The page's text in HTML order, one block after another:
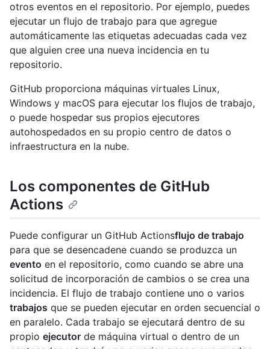
otros eventos en el repositorio. Por ejemplo, puedes
ejecutar un flujo de trabajo para que agregue
automáticamente las etiquetas adecuadas cada vez
que alguien cree una nueva incidencia en tu
repositorio.
GitHub proporciona máquinas virtuales Linux,
Windows y macOS para ejecutar los flujos de trabajo,
o puede hospedar sus propios ejecutores
autohospedados en su propio centro de datos o
infraestructura en la nube.
Los componentes de GitHub
Actions
Puede configurar un GitHub Actionsflujo de trabajo
para que se desencadene cuando se produzca un
evento en el repositorio, como cuando se abre una
solicitud de incorporación de cambios o se crea una
incidencia. El flujo de trabajo contiene uno o varios
trabajos que se pueden ejecutar en orden secuencial o
en paralelo. Cada trabajo se ejecutará dentro de su
propio ejecutor de máquina virtual o dentro de un